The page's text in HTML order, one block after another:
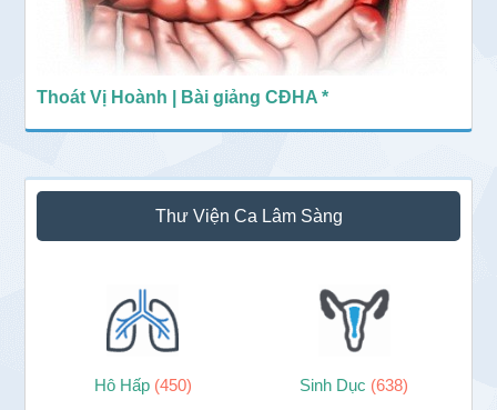
Thoát Vị Hoành | Bài giảng CĐHA *
Thư Viện Ca Lâm Sàng
Hô Hấp (450) Sinh Dục (638)